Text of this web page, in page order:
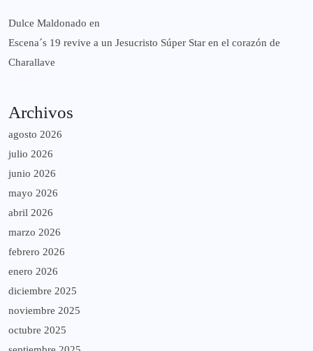
Dulce Maldonado en
Escena´s 19 revive a un Jesucristo Súper Star en el corazón de
Charallave
Archivos
agosto 2026
julio 2026
junio 2026
mayo 2026
abril 2026
marzo 2026
febrero 2026
enero 2026
diciembre 2025
noviembre 2025
octubre 2025